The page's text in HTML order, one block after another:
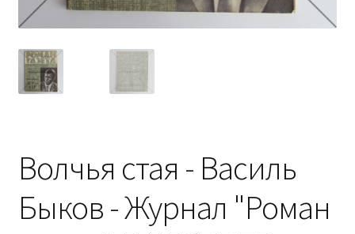
Волчья стая - Василь
Быков - Журнал "Роман